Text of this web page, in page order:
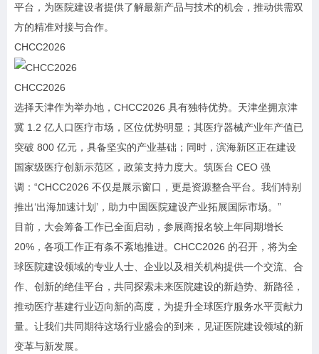
平台，为医院建设者提供了解最新产品与技术的机会，推动供需双
方的精准对接与合作。
CHCC2026
CHCC2026
选择天津作为举办地，CHCC2026 具有独特优势。天津坐拥京津
冀 1.2 亿人口医疗市场，区位优势明显；其医疗器械产业年产值已
突破 800 亿元，具备坚实的产业基础；同时，滨海新区正在建设
国家级医疗创新示范区，政策支持力度大。筑医台 CEO 强
调：“CHCC2026 不仅是展示窗口，更是资源整合平台。我们特别
推出‘出海加速计划’，助力中国医院建设产业拓展国际市场。”
目前，大会筹备工作已全面启动，参展商报名较上年同期增长
20%，各项工作正有条不紊地推进。CHCC2026 的召开，将为全
球医院建设领域的专业人士、企业以及相关机构提供一个交流、合
作、创新的绝佳平台，共同探索未来医院建设的新趋势、新路径，
推动医疗基建行业迈向新的高度，为提升全球医疗服务水平贡献力
量。让我们共同期待这场行业盛会的到来，见证医院建设领域的新
变革与新发展。